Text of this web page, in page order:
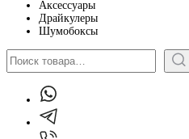
Аксессуары
Драйкулеры
Шумобоксы
Поиск